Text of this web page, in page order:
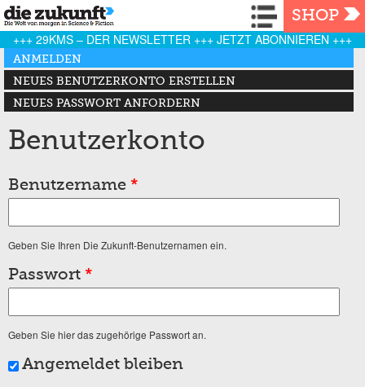
Navigation
SHOP
+++ 29KMS – DER NEWSLETTER +++ JETZT ABONNIEREN +++
Haupt-Reiter
ANMELDEN
(AKTIVER REITER)
NEUES BENUTZERKONTO ERSTELLEN
NEUES PASSWORT ANFORDERN
Benutzerkonto
Benutzername *
Geben Sie Ihren Die Zukunft-Benutzernamen ein.
Passwort *
Geben Sie hier das zugehörige Passwort an.
Angemeldet bleiben